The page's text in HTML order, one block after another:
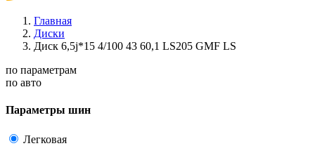
Главная
Диски
Диск 6,5j*15 4/100 43 60,1 LS205 GMF LS
по параметрам
по авто
Параметры шин
Легковая